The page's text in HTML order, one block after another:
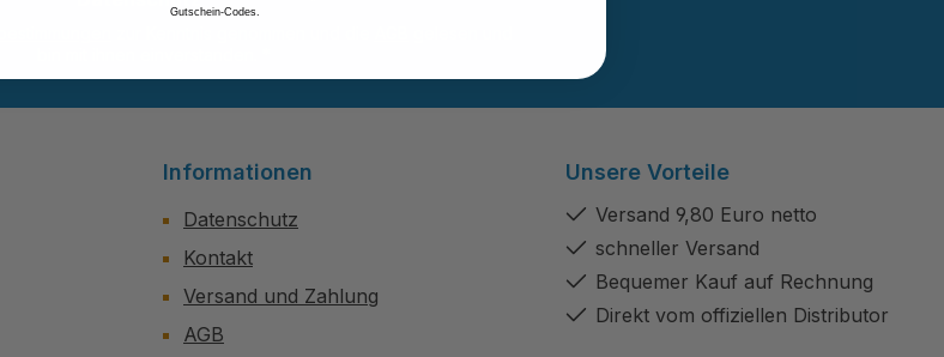
Informationen
Datenschutz
Kontakt
Versand und Zahlung
AGB
Unsere Vorteile
Versand 9,80 Euro netto
schneller Versand
Bequemer Kauf auf Rechnung
Direkt vom offiziellen Distributor
Gutschein-Codes.